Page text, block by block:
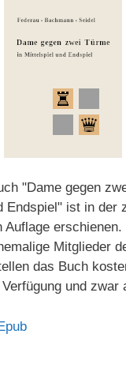
"Dame gegen
Endspiel" ist in der
Auflage erschienen.
Mitglieder
das Buch
und zwar